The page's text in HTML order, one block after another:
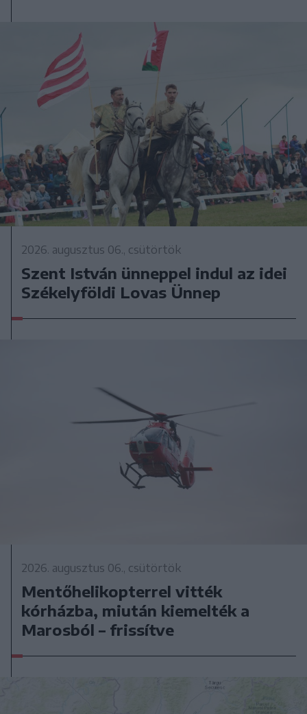
2026. augusztus 06., csütörtök
Szent István ünneppel indul az idei
Székelyföldi Lovas Ünnep
2026. augusztus 06., csütörtök
Mentőhelikopterrel vitték
kórházba, miután kiemelték a
Marosból – frissítve